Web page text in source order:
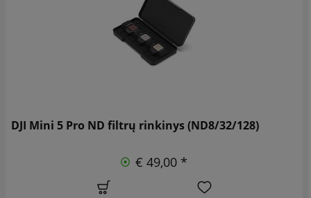
DJI Mini 5 Pro ND filtrų rinkinys (ND8/32/128)
€ 49,00 *